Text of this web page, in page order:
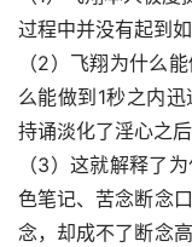
过程中并没有起到
（2）飞翔为什么
么能做到1秒之内
持诵淡化了淫心之后
（3）这就解释了
色笔记、苦念断念
念，却成不了断念